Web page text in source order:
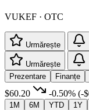
VUKEF · OTC
Urmărește
Urmărește
Prezentare
Finanțe
$60.20 -0.50% (-
1M 6M YTD 1Y